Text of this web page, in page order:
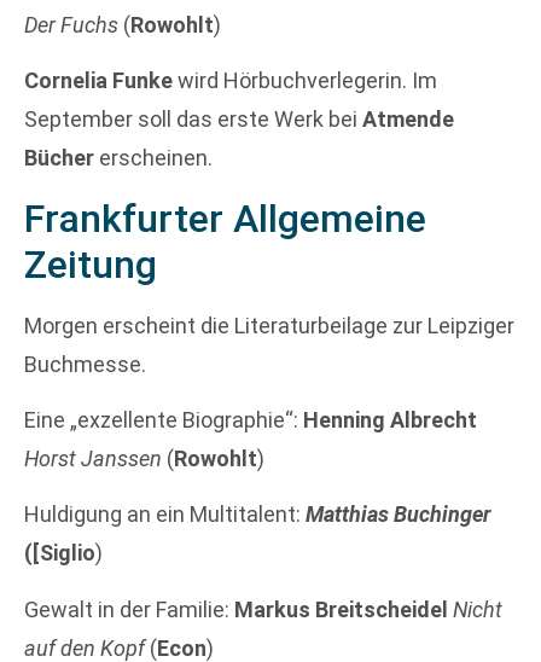
Der Fuchs (Rowohlt)
Cornelia Funkewird Hörbuchverlegerin. Im
September soll das erste Werk bei Atmende
Bücher erscheinen.
Frankfurter Allgemeine
Zeitung
Morgen erscheint die Literaturbeilage zur Leipziger
Buchmesse.
Eine „exzellente Biographie“: Henning Albrecht
Horst Janssen (Rowohlt)
Huldigung an ein Multitalent: Matthias Buchinger
([Siglio)
Gewalt in der Familie: Markus Breitscheidel Nicht
auf den Kopf(Econ)